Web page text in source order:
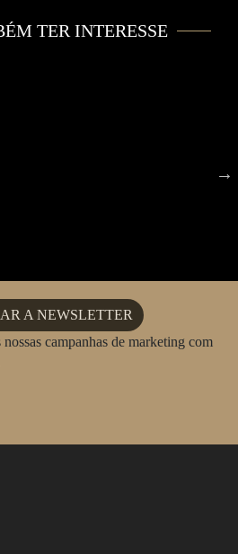
TER INTERESSE
A NEWSLETTER
campanhas de marketing com